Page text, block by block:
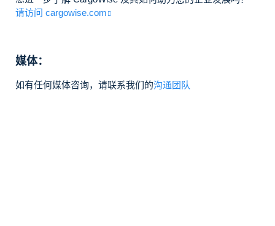
请访问 cargowise.com
媒体：
如有任何媒体咨询，请联系我们的沟通团队